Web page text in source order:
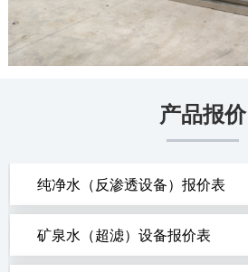
产品报价
纯净水（反渗透设备）报价表
矿泉水（超滤）设备报价表